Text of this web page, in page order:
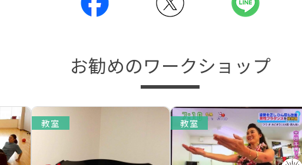
お勧めのワークショップ
教室 教室